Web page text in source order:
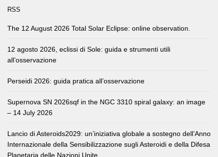
RSS
The 12 August 2026 Total Solar Eclipse: online observation.
12 agosto 2026, eclissi di Sole: guida e strumenti utili
all’osservazione
Perseidi 2026: guida pratica all’osservazione
Supernova SN 2026sqf in the NGC 3310 spiral galaxy: an image
– 14 July 2026
Lancio di Asteroids2029: un’iniziativa globale a sostegno dell’Anno
Internazionale della Sensibilizzazione sugli Asteroidi e della Difesa
Planetaria delle Nazioni Unite.